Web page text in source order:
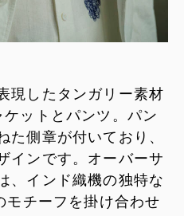
現したタンガリー素材
ットとパンツ。パン
た側章が付いており、
インです。オーバーサ
、インド織機の独特な
モチーフを掛け合わせ